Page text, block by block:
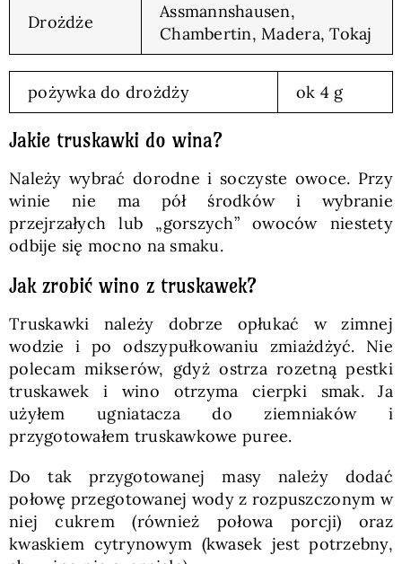
Drożdże
Assmannshausen,
Chambertin, Madera, Tokaj
pożywka do drożdży ok 4 g
Jakie truskawki do wina?
Należy wybrać dorodne i soczyste owoce. Przy
winie nie ma pół środków i wybranie
przejrzałych lub „gorszych” owoców niestety
odbije się mocno na smaku.
Jak zrobić wino z truskawek?
Truskawki należy dobrze opłukać w zimnej
wodzie i po odszypułkowaniu zmiażdżyć. Nie
polecam mikserów, gdyż ostrza rozetną pestki
truskawek i wino otrzyma cierpki smak. Ja
użyłem ugniatacza do ziemniaków i
przygotowałem truskawkowe puree.
Do tak przygotowanej masy należy dodać
połowę przegotowanej wody z rozpuszczonym w
niej cukrem (również połowa porcji) oraz
kwaskiem cytrynowym (kwasek jest potrzebny,